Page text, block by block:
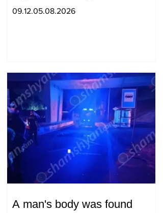
09.12.05.08.2026
A man's body was found